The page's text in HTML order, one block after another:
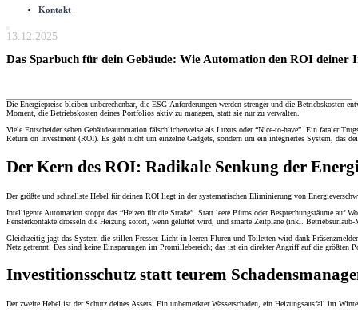
Kontakt
Das Sparbuch für dein Gebäude: Wie Automation den ROI
13.12.2025
Die Energiepreise bleiben unberechenbar, die ESG-Anforderungen werden strenger und die
Moment, die Betriebskosten deines Portfolios aktiv zu managen, statt sie nur zu verwalten.
Viele Entscheider sehen Gebäudeautomation fälschlicherweise als Luxus oder “Nice-to-have”. Ein fataler
Return on Investment (ROI). Es geht nicht um einzelne Gadgets, sondern um ein integriertes System, das
Der Kern des ROI: Radikale Senkung der
Der größte und schnellste Hebel für deinen ROI liegt in der systematischen Eliminierung von
Intelligente Automation stoppt das “Heizen für die Straße”. Statt leere Büros oder Besprechungsräume auf
Fensterkontakte drosseln die Heizung sofort, wenn gelüftet wird, und smarte Zeitpläne (inkl.
Gleichzeitig jagt das System die stillen Fresser. Licht in leeren Fluren und Toiletten wird dank
Netz getrennt. Das sind keine Einsparungen im Promillebereich; das ist ein direkter Angriff auf die größten
Investitionsschutz statt teurem
Der zweite Hebel ist der Schutz deines Assets. Ein unbemerkter Wasserschaden, ein Heizungsausfall im